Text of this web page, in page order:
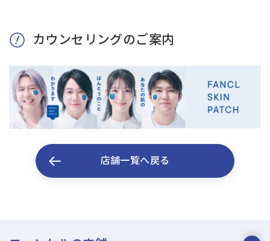
カウンセリングのご案内
店舗一覧へ戻る